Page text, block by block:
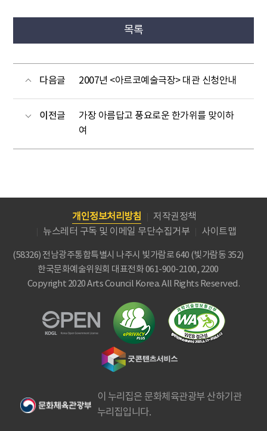
목록
다음글 2007년 <아르코예술극장> 대관 신청안내
이전글
가장 아름답고 풍요로운 한가위를 맞이하
여
개인정보처리방침
저작권정책
뉴스레터 구독 및 이메일 무단수집거부
사이트맵
(58326) 전남광주통합특별시 나주시 빛가람로 640 (빛가람동 352)
한국문화예술위원회 대표전화 061-900-2100, 2200
Copyright 2020 Arts Council Korea. All Rights Reserved.
이 누리집은 문화체육관광부 산하기관
누리집입니다.